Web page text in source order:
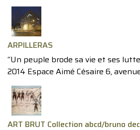
ARPILLERAS
“Un peuple brode sa vie et ses
2014 Espace Aimé Césaire 6,
ART BRUT Collection abcd/bruno